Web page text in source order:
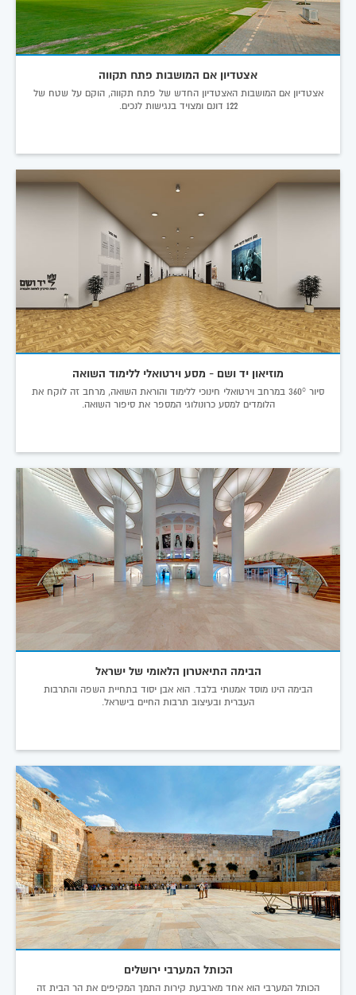
אצטדיון אם המושבות פתח תקווה
אצטדיון אם המושבות האצטדיון החדש של פתח תקווה, הוקם על שטח של
122 דונם ומצויד בנגישות לנכים.
מוזיאון יד ושם - מסע וירטואלי ללימוד השואה
סיור 360° במרחב וירטואלי חינוכי ללימוד והוראת השואה, מרחב זה לוקח את
הלומדים למסע כרונולוגי המספר את סיפור השואה.
הבימה התיאטרון הלאומי של ישראל
הבימה הינו מוסד אמנותי בלבד. הוא אבן יסוד בתחיית השפה והתרבות
העברית ובעיצוב תרבות החיים בישראל.
הכותל המערבי ירושלים
הכותל המערבי הוא אחד מארבעת קירות התמך המקיפים את הר הבית זה